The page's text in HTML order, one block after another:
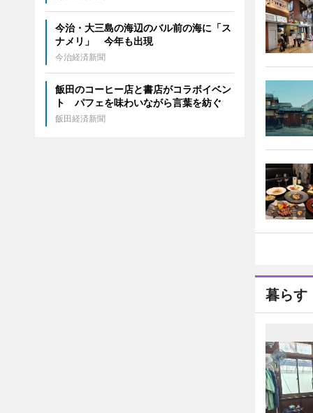
暮らす
今治・大三島の海辺のバル前の海に「ス
ナメリ」 今年も出現
今治経済新聞
飯田のコーヒー店と書店がコラボイベン
ト パフェを味わいながら言葉を紡ぐ
飯田経済新聞